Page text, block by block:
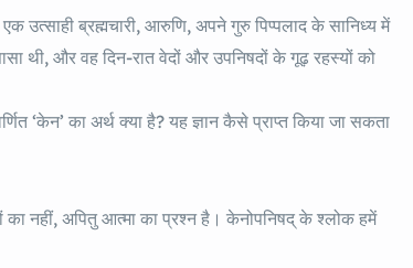
उत्साही ब्रह्मचारी, आरुणि, अपने गुरु पिप्पलाद के सानिध्य में
थी, और वह दिन-रात वेदों और उपनिषदों के गूढ़ रहस्यों को
‘केन’ का अर्थ क्या है? यह ज्ञान कैसे प्राप्त किया जा सकता
का नहीं, अपितु आत्मा का प्रश्न है। केनोपनिषद् के श्लोक हमें